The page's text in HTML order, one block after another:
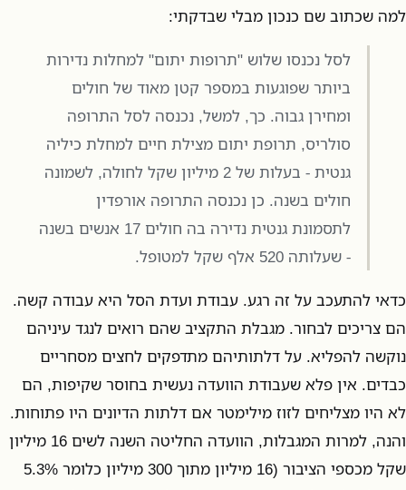
למה שכתוב שם כנכון מבלי שבדקתי:
לסל נכנסו שלוש "תרופות יתום" למחלות נדירות
ביותר שפוגעות במספר קטן מאוד של חולים
ומחירן גבוה. כך, למשל, נכנסה לסל התרופה
סולריס, תרופת יתום מצילת חיים למחלת כיליה
גנטית - בעלות של 2 מיליון שקל לחולה, לשמונה
חולים בשנה. כן נכנסה התרופה אורפדין
לתסמונת גנטית נדירה בה חולים 17 אנשים בשנה
- שעלותה 520 אלף שקל למטופל.
כדאי להתעכב על זה רגע. עבודת ועדת הסל היא עבודה קשה.
הם צריכים לבחור. מגבלת התקציב שהם רואים לנגד עיניהם
נוקשה להפליא. על דלתותיהם מתדפקים לחצים מסחריים
כבדים. אין פלא שעבודת הוועדה נעשית בחוסר שקיפות, הם
לא היו מצליחים לזוז מילימטר אם דלתות הדיונים היו פתוחות.
והנה, למרות המגבלות, הוועדה החליטה השנה לשים 16 מיליון
שקל מכספי הציבור (16 מיליון מתוך 300 מיליון כלומר 5.3%